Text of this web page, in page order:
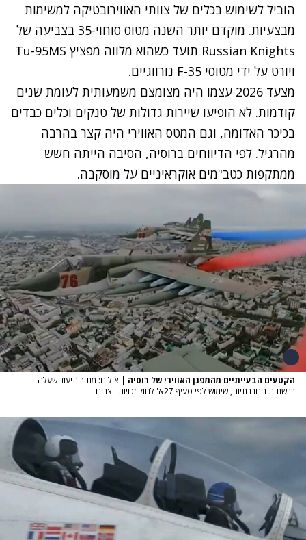
הוביל לשימוש בכלים של צוותי האווירובטיקה למשימות
מבצעיות. מוקדם יותר השנה מטוס סוחוי-35 בצביעה של
Russian Knights תועד כשהוא מלווה מפציץ Tu-95MS
ויורט על ידי מטוסי F-35 נורווגיים.
מצעד 2026 עצמו היה מצומצם משמעותית לעומת שנים
קודמות. לא הופיעו שיירות גדולות של טנקים וכלים כבדים
בכיכר האדומה, וגם המטס האווירי היה קצר בהרבה
מהרגיל. לפי הדיווחים ברוסיה, הסיבה הייתה חשש
ממתקפות כטב"מים אוקראיניים על מוסקבה.
הקטעים הבעייתיים מהמפגן האווירי של רוסיה | צילום: מתוך תיעוד שעלה
ברשתות החברתיות, שימוש לפי סעיף 27א' לחוק זכויות יוצרים